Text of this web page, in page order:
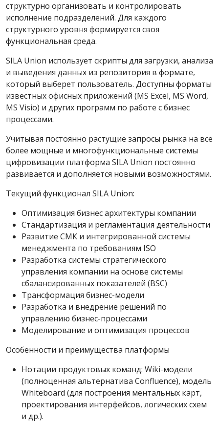
структурно организовать и контролировать
исполнение подразделений. Для каждого
структурного уровня формируется своя
функциональная среда.
SILA Union использует скрипты для загрузки, анализа
и выведения данных из репозитория в формате,
который выберет пользователь. Доступны форматы
известных офисных приложений (MS Excel, MS Word,
MS Visio) и других программ по работе с бизнес
процессами.
Учитывая постоянно растущие запросы рынка на все
более мощные и многофункциональные системы
цифровизации платформа SILA Union постоянно
развивается и дополняется новыми возможностями.
Текущий функционал SILA Union:
Оптимизация бизнес архитектуры компании
Стандартизация и регламентация деятельности
Развитие СМК и интегрированной системы
менеджмента по требованиям ISO
Разработка системы стратегического
управления компании на основе системы
сбалансированных показателей (BSC)
Трансформация бизнес-модели
Разработка и внедрение решений по
управлению бизнес-процессами
Моделирование и оптимизация процессов
Особенности и преимущества платформы
Нотации продуктовых команд: Wiki-модели
(полноценная альтернатива Confluence), модель
Whiteboard (для построения ментальных карт,
проектирования интерфейсов, логических схем
и др.).